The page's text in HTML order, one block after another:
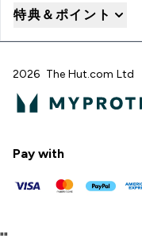
特典＆ポイント
2026 The Hut.com Ltd
Pay with
""